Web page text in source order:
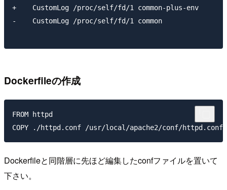
+    CustomLog /proc/self/fd/1 common-plus-env
-    CustomLog /proc/self/fd/1 common
Dockerfileの作成
FROM httpd
Dockerfileと同階層に先ほど編集したconfファイルを置いて
下さい。